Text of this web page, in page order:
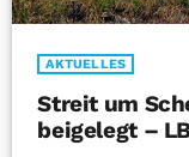
AKTUELLES
Streit um
beigelegt –